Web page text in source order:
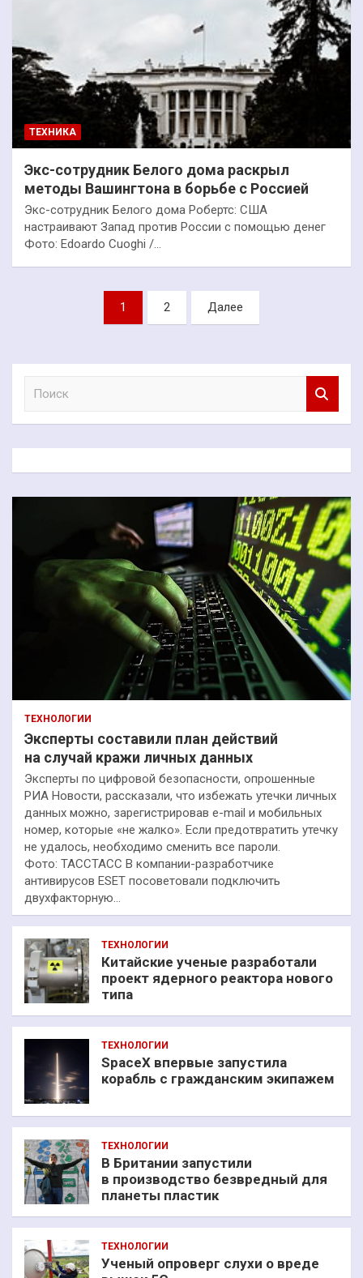
ТЕХНИКА
Экс-сотрудник Белого дома раскрыл
методы Вашингтона в борьбе с Россией
Экс-сотрудник Белого дома Робертс: США
настраивают Запад против России с помощью денег
Фото: Edoardo Cuoghi /…
1 2 Далее
к
ТЕХНОЛОГИИ
Эксперты составили план действий
на случай кражи личных данных
Эксперты по цифровой безопасности, опрошенные
РИА Новости, рассказали, что избежать утечки личных
данных можно, зарегистрировав e-mail и мобильных
номер, которые «не жалко». Если предотвратить утечку
не удалось, необходимо сменить все пароли.
Фото: ТАССТАСС В компании-разработчике
антивирусов ESET посоветовали подключить
двухфакторную…
ТЕХНОЛОГИИ
Китайские ученые разработали
проект ядерного реактора нового
типа
ТЕХНОЛОГИИ
SpaceX впервые запустила
корабль с гражданским экипажем
ТЕХНОЛОГИИ
В Британии запустили
в производство безвредный для
планеты пластик
ТЕХНОЛОГИИ
Ученый опроверг слухи о вреде